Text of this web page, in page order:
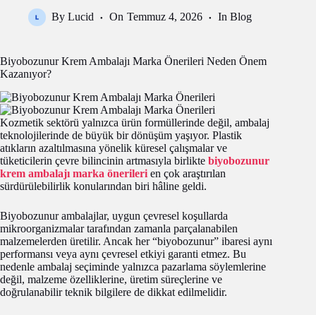
By Lucid On Temmuz 4, 2026 In Blog
Biyobozunur Krem Ambalajı Marka Önerileri Neden Önem
Kazanıyor?
Kozmetik sektörü yalnızca ürün formüllerinde değil, ambalaj
teknolojilerinde de büyük bir dönüşüm yaşıyor. Plastik
atıkların azaltılmasına yönelik küresel çalışmalar ve
tüketicilerin çevre bilincinin artmasıyla birlikte biyobozunur
krem ambalajı marka önerileri en çok araştırılan
sürdürülebilirlik konularından biri hâline geldi.
Biyobozunur ambalajlar, uygun çevresel koşullarda
mikroorganizmalar tarafından zamanla parçalanabilen
malzemelerden üretilir. Ancak her “biyobozunur” ibaresi aynı
performansı veya aynı çevresel etkiyi garanti etmez. Bu
nedenle ambalaj seçiminde yalnızca pazarlama söylemlerine
değil, malzeme özelliklerine, üretim süreçlerine ve
doğrulanabilir teknik bilgilere de dikkat edilmelidir.